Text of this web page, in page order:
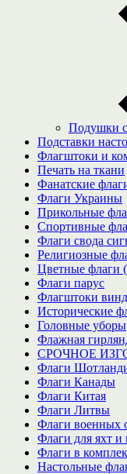
Подушки с
Подставки
Флагштоки и
Печать на ткани
Фанатские
Флаги Украины
Прикольные
Спортивные
Флаги свода
Религиозные
Цветные флаги
Флаги парус
Флагштоки
Исторические
Головные уборы
Флажная
СРОЧНОЕ
Флаги
Флаги Канады
Флаги Китая
Флаги Литвы
Флаги военных
Флаги для яхт и
Флаги в
Настольные